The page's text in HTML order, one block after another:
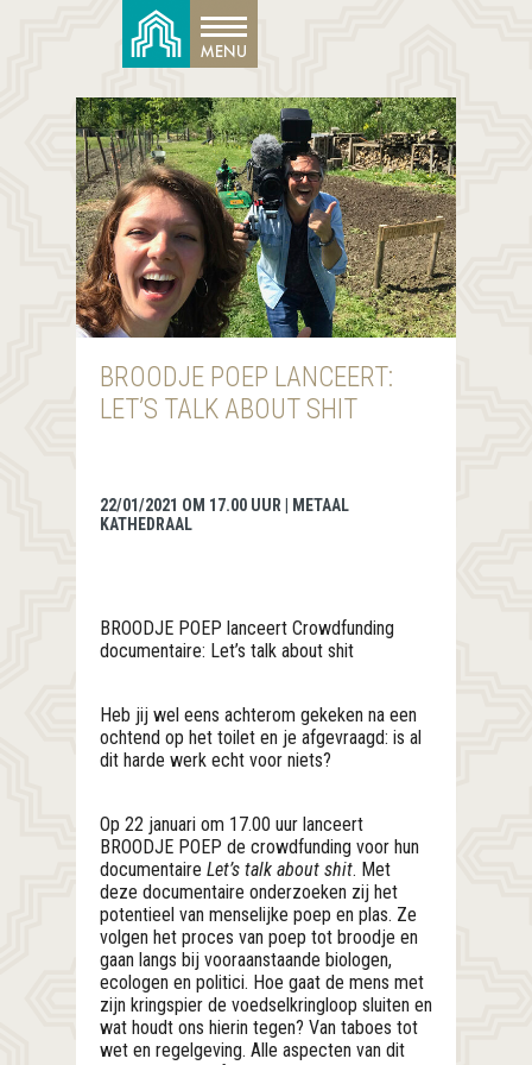
BROODJE POEP LANCEERT:
LET’S TALK ABOUT SHIT
22/01/2021 OM 17.00 UUR | METAAL
KATHEDRAAL
BROODJE POEP lanceert Crowdfunding
documentaire: Let’s talk about shit
Heb jij wel eens achterom gekeken na een
ochtend op het toilet en je afgevraagd: is al
dit harde werk echt voor niets?
Op 22 januari om 17.00 uur lanceert
BROODJE POEP de crowdfunding voor hun
documentaire Let’s talk about shit. Met
deze documentaire onderzoeken zij het
potentieel van menselijke poep en plas. Ze
volgen het proces van poep tot broodje en
gaan langs bij vooraanstaande biologen,
ecologen en politici. Hoe gaat de mens met
zijn kringspier de voedselkringloop sluiten en
wat houdt ons hierin tegen? Van taboes tot
wet en regelgeving. Alle aspecten van dit